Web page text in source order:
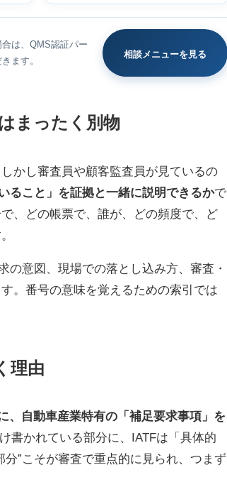
は、QMS認証パー
ます。
相談メニューを見る
まったく別物
かし審査員や顧客監査員が見ているの
ること」を証拠と一緒に説明できるかで
、どの帳票で、誰が、どの頻度で、ど
意図、現場での落とし込み方、審査・
。番号の意味を覚えるための索引では
理由
、自動車産業特有の「補足要求事項」を
書かれている部分に、IATFは「具体的
”こそが審査で重点的に見られ、つまず